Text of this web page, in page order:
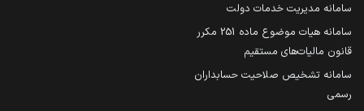
سامانه مدیریت خدمات دولت
سامانه هیات موضوع ماده 251 مکرر
قانون مالیات‌های مستقیم
سامانه تشخیص صلاحیت حسابداران
رسمی